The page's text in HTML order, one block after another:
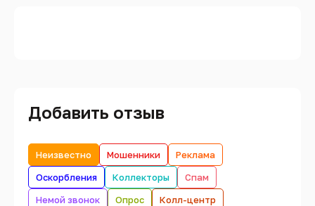
Добавить отзыв
Неизвестно Мошенники
Реклама
Оскорбления
Коллекторы
Спам
Немой звонок
Опрос
Колл-центр